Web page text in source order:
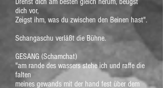
dich vor,
Zeigst ihm, was du zwischen den Beinen hast".
Schangaschu verläßt die Bühne.
GESANG (Schamchat)
"am rande des wassers stehe ich und raffe die
falten
meines gewands mit der hand fest über dem